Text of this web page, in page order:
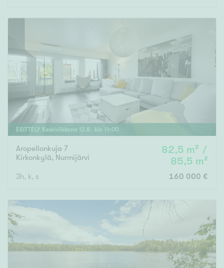
ESITTELY Keskiviikkona 12.8. klo 14:00
Aropellonkuja 7
Kirkonkylä, Nurmijärvi
82,5 m² /
85,5 m²
3h, k, s 160 000 €